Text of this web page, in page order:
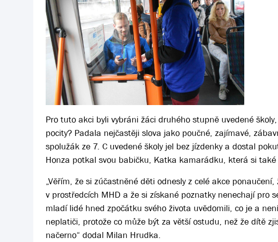
Pro tuto akci byli vybráni žáci druhého stupně uvedené
pocity? Padala nejčastěji slova jako poučné, zajímavé,
spolužák ze 7. C uvedené školy jel bez jízdenky a dostal
Honza potkal svou babičku, Katka kamarádku, která si
„Věřím, že si zúčastněné děti odnesly z celé akce
v prostředcích MHD a že si získané poznatky nenechají pro
mladí lidé hned zpočátku svého života uvědomili, co je a
neplatiči, protože co může být za větší ostudu, než že dítě
načerno“ dodal Milan Hrudka.